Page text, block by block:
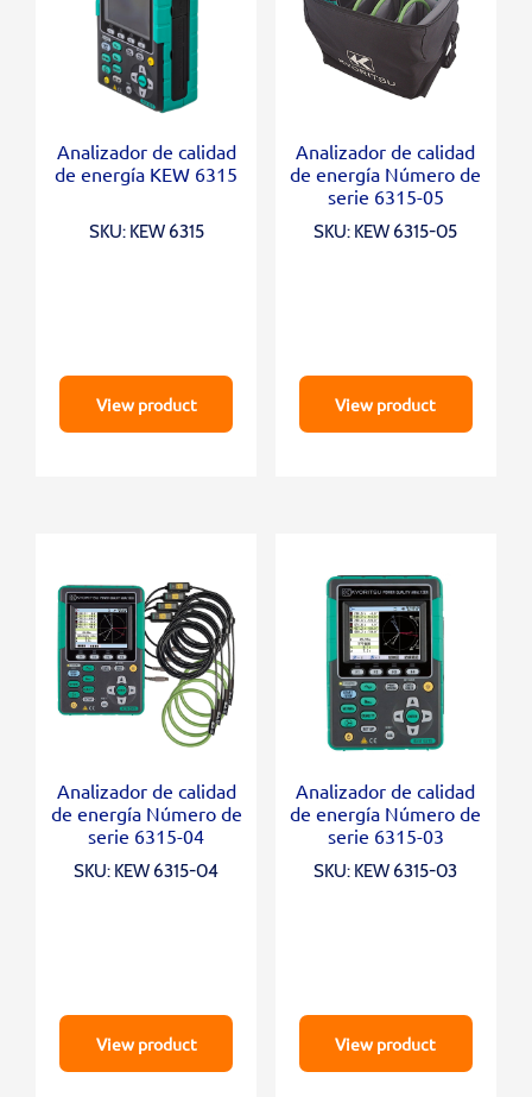
Analizador de calidad
de energía KEW 6315
SKU: KEW 6315
View product
Analizador de calidad
de energía Número de
serie 6315-05
SKU: KEW 6315-05
View product
Analizador de calidad
de energía Número de
serie 6315-04
SKU: KEW 6315-04
View product
Analizador de calidad
de energía Número de
serie 6315-03
SKU: KEW 6315-03
View product